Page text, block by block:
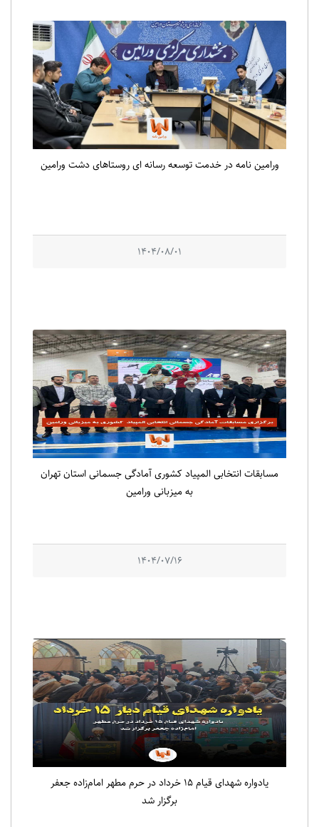
ورامین نامه در خدمت توسعه رسانه ای روستاهای دشت ورامین
1404/08/01
مسابقات انتخابی المپیاد کشوری آمادگی جسمانی استان تهران
به میزبانی ورامین
1404/07/16
یادواره شهدای قیام ۱۵ خرداد در حرم مطهر امام‌زاده جعفر
برگزار شد